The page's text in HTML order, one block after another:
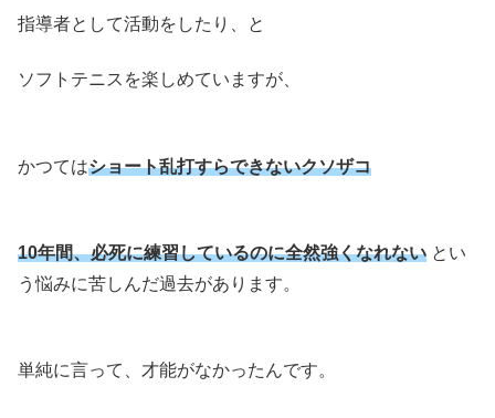
指導者として活動をしたり、と
ソフトテニスを楽しめていますが、
かつてはショート乱打すらできないクソザコ
10年間、必死に練習しているのに全然強くなれない とい
う悩みに苦しんだ過去があります。
単純に言って、才能がなかったんです。